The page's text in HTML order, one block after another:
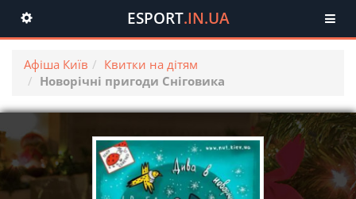
Toggle
navigation
ESPORT.IN.UA
Афіша Київ
Квитки на дітям
Новорічні пригоди Сніговика